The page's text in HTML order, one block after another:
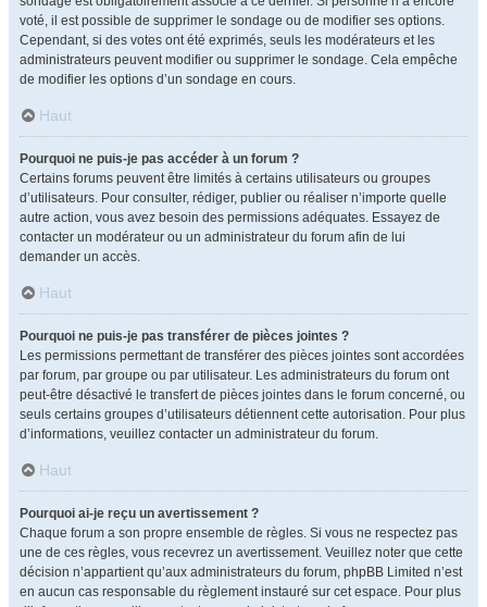
voté, il est possible de supprimer le sondage ou de modifier ses options.
Cependant, si des votes ont été exprimés, seuls les modérateurs et les
administrateurs peuvent modifier ou supprimer le sondage. Cela empêche
de modifier les options d’un sondage en cours.
Haut
Pourquoi ne puis-je pas accéder à un forum ?
Certains forums peuvent être limités à certains utilisateurs ou groupes
d’utilisateurs. Pour consulter, rédiger, publier ou réaliser n’importe quelle
autre action, vous avez besoin des permissions adéquates. Essayez de
contacter un modérateur ou un administrateur du forum afin de lui
demander un accès.
Haut
Pourquoi ne puis-je pas transférer de pièces jointes ?
Les permissions permettant de transférer des pièces jointes sont accordées
par forum, par groupe ou par utilisateur. Les administrateurs du forum ont
peut-être désactivé le transfert de pièces jointes dans le forum concerné, ou
seuls certains groupes d’utilisateurs détiennent cette autorisation. Pour plus
d’informations, veuillez contacter un administrateur du forum.
Haut
Pourquoi ai-je reçu un avertissement ?
Chaque forum a son propre ensemble de règles. Si vous ne respectez pas
une de ces règles, vous recevrez un avertissement. Veuillez noter que cette
décision n’appartient qu’aux administrateurs du forum, phpBB Limited n’est
en aucun cas responsable du règlement instauré sur cet espace. Pour plus